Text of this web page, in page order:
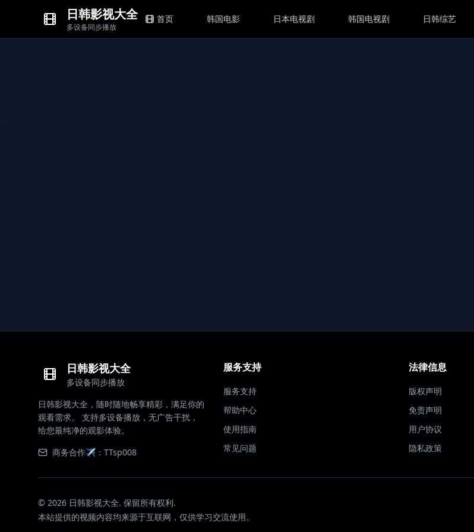
日韩影视大全
多设备同步播放
首页 韩国电影 日本电视剧 韩国电视剧 日韩综艺
日韩影视大全
多设备同步播放
日韩影视大全，随时随地畅享精彩，满足你的
观看需求。 支持多设备播放，无广告干扰，
给您最纯净的观影体验。
商务合作✈️：TTsp008
服务支持
服务支持
帮助中心
使用指南
常见问题
法律信息
版权声明
免责声明
用户协议
隐私政策
© 2026 日韩影视大全. 保留所有权利.
本站提供的视频内容均来源于互联网，仅供学习交流使用。